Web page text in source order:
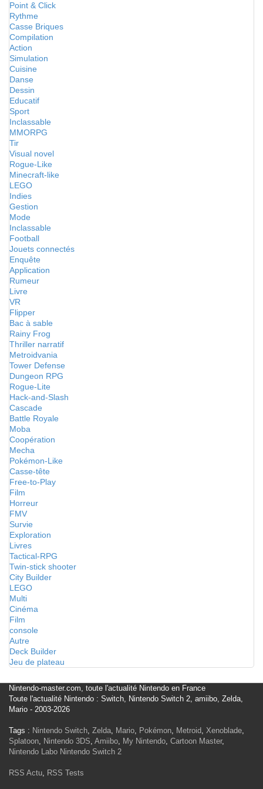
Point & Click
Rythme
Casse Briques
Compilation
Action
Simulation
Cuisine
Danse
Dessin
Educatif
Sport
Inclassable
MMORPG
Tir
Visual novel
Rogue-Like
Minecraft-like
LEGO
Indies
Gestion
Mode
Inclassable
Football
Jouets connectés
Enquête
Application
Rumeur
Livre
VR
Flipper
Bac à sable
Rainy Frog
Thriller narratif
Metroidvania
Tower Defense
Dungeon RPG
Rogue-Lite
Hack-and-Slash
Cascade
Battle Royale
Moba
Coopération
Mecha
Pokémon-Like
Casse-tête
Free-to-Play
Film
Horreur
FMV
Survie
Exploration
Livres
Tactical-RPG
Twin-stick shooter
City Builder
LEGO
Multi
Cinéma
Film
console
Autre
Deck Builder
Jeu de plateau
Nintendo-master.com, toute l'actualité Nintendo en France
Toute l'actualité Nintendo : Switch, Nintendo Switch 2, amiibo, Zelda,
Mario - 2003-2026
Tags : Nintendo Switch, Zelda, Mario, Pokémon, Metroid, Xenoblade,
Splatoon, Nintendo 3DS, Amiibo, My Nintendo, Cartoon Master,
Nintendo Labo Nintendo Switch 2
RSS Actu, RSS Tests